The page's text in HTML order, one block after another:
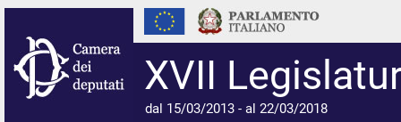
XVII
dal 15/03/2013 - al 22/03/2018